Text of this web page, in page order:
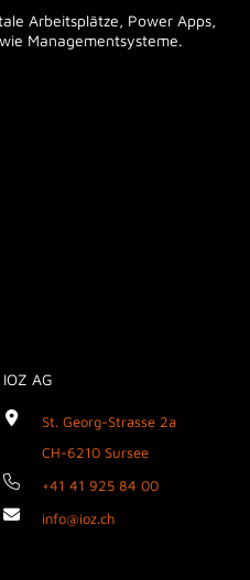
Arbeitsplätze, Power Apps,
Managementsysteme.
IOZ AG
St. Georg-Strasse 2a
CH-6210 Sursee
+41 41 925 84 00
info@ioz.ch